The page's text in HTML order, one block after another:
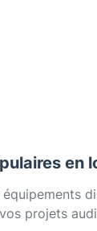
en
projets